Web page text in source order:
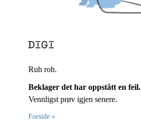
Ruh roh.
Beklager det har oppstått en feil.
Vennligst prøv igjen senere.
Forside »